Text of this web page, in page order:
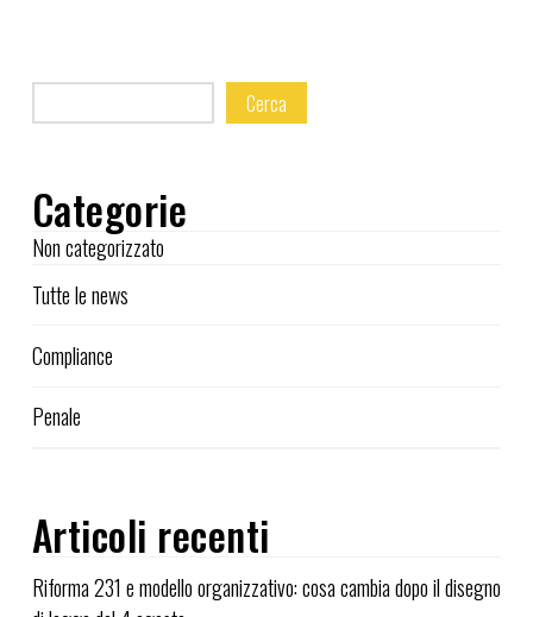
Cerca
Categorie
Non categorizzato
Tutte le news
Compliance
Penale
Articoli recenti
Riforma 231 e modello organizzativo: cosa cambia dopo il disegno